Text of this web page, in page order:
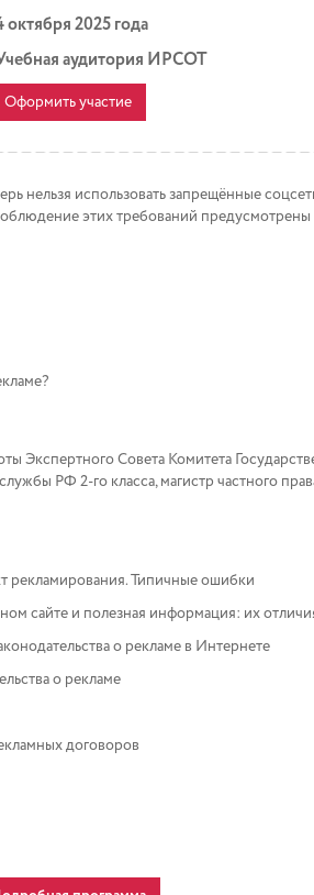
октября 2025 года
аудитория ИРСОТ
Оформить участие
нельзя использовать запрещённые
этих требований
Экспертного Совета Комитета
РФ 2-го класса, магистр частного
рекламирования. Типичные ошибки
сайте и полезная информация: их
о рекламе в Интернете
о рекламе
договоров